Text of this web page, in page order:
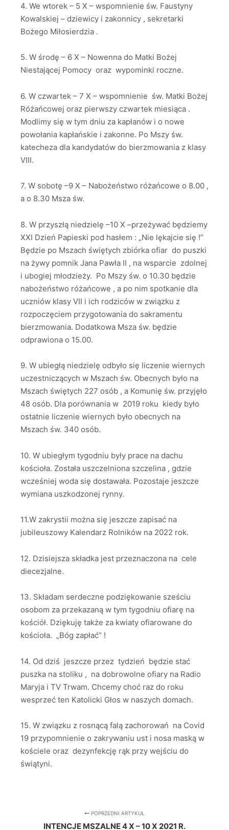
4. We wtorek – 5 X – wspomnienie św. Faustyny
Kowalskiej – dziewicy i zakonnicy , sekretarki
Bożego Miłosierdzia .
5. W środę – 6 X – Nowenna do Matki Bożej
Niestającej Pomocy oraz wypominki roczne.
6. W czwartek – 7 X – wspomnienie św. Matki Bożej
Różańcowej oraz pierwszy czwartek miesiąca .
Modlimy się w tym dniu za kapłanów i o nowe
powołania kapłańskie i zakonne. Po Mszy św.
katecheza dla kandydatów do bierzmowania z klasy
VIII.
7. W sobotę –9 X – Nabożeństwo różańcowe o 8.00 ,
a o 8.30 Msza św.
8. W przyszłą niedzielę –10 X –przeżywać będziemy
XXI Dzień Papieski pod hasłem : „Nie lękajcie się !”
Będzie po Mszach świętych zbiórka ofiar do puszki
na żywy pomnik Jana Pawła II , na wsparcie zdolnej
i ubogiej młodzieży. Po Mszy św. o 10.30 będzie
nabożeństwo różańcowe , a po nim spotkanie dla
uczniów klasy VII i ich rodziców w związku z
rozpoczęciem przygotowania do sakramentu
bierzmowania. Dodatkowa Msza św. będzie
odprawiona o 15.00.
9. W ubiegłą niedzielę odbyło się liczenie wiernych
uczestniczących w Mszach św. Obecnych było na
Mszach świętych 227 osób , a Komunię św. przyjęło
48 osób. Dla porównania w 2019 roku kiedy było
ostatnie liczenie wiernych było obecnych na
Mszach św. 340 osób.
10. W ubiegłym tygodniu były prace na dachu
kościoła. Została uszczelniona szczelina , gdzie
wcześniej woda się dostawała. Pozostaje jeszcze
wymiana uszkodzonej rynny.
11.W zakrystii można się jeszcze zapisać na
jubileuszowy Kalendarz Rolników na 2022 rok.
12. Dzisiejsza składka jest przeznaczona na cele
diecezjalne.
13. Składam serdeczne podziękowanie sześciu
osobom za przekazaną w tym tygodniu ofiarę na
kościół. Dziękuję także za kwiaty ofiarowane do
kościoła. „Bóg zapłać” !
14. Od dziś jeszcze przez tydzień będzie stać
puszka na stoliku , na dobrowolne ofiary na Radio
Maryja i TV Trwam. Chcemy choć raz do roku
wesprzeć ten Katolicki Głos w naszych domach.
15. W związku z rosnącą falą zachorowań na Covid
19 przypomnienie o zakrywaniu ust i nosa maską w
kościele oraz dezynfekcję rąk przy wejściu do
świątyni.
POPRZEDNI ARTYKUŁ
INTENCJE MSZALNE 4 X – 10 X 2021 R.